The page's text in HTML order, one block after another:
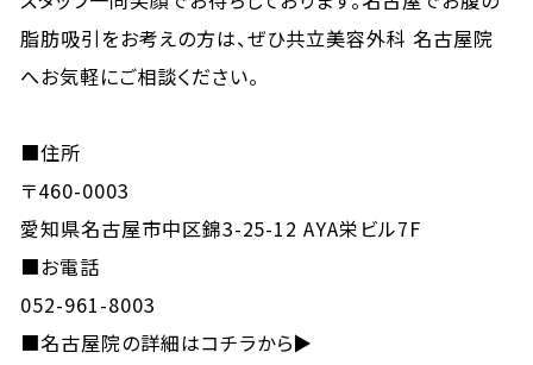
脂肪吸引をお考えの方は、ぜひ共立美容外科 名古屋院
へお気軽にご相談ください。
■住所
〒460-0003
愛知県名古屋市中区錦3-25-12 AYA栄ビル7F
■お電話
052-961-8003
■名古屋院の詳細はコチラから▶